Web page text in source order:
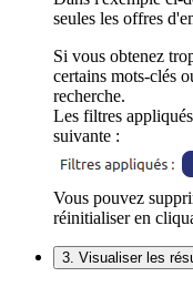
seules les offres
Si vous obtenez
certains mots-clés
recherche.
Les filtres
suivante :
Vous pouvez
réinitialiser en
3. Visualiser les